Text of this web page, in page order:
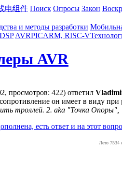
电组件 Поиск Опросы Закон
и методы разработки
AVRPICARM, RISC-V
AVR
просмотров: 422) ответил
он имеет в виду
троллей. 2. aka "Точка
есть ответ и на этот
Лето 7534